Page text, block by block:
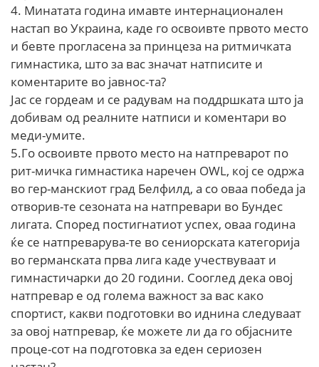
4. Минатата година имавте интернационален
настап во Украина, каде го освоивте првото место
и бевте прогласена за принцеза на ритмичката
гимнастика, што за вас значат натписите и
коментарите во јавнос-та?
Јас се гордеам и се радувам на поддршката што ја
добивам од реалните натписи и коментари во
меди-умите.
5.Го освоивте првото место на натпреварот по
рит-мичка гимнастика наречен ОWL, кој се одржа
во гер-манскиот град Белфилд, а со оваа победа ја
отворив-те сезоната на натпревари во Бундес
лигата. Според постигнатиот успех, оваа година
ќе се натпреварува-те во сениорската категорија
во германската прва лига каде учествуваат и
гимнастичарки до 20 години. Сооглед дека овој
натпревар е од голема важност за вас како
спортист, какви подготовки во иднина следуваат
за овој натпревар, ќе можете ли да го објасните
проце-сот на подготовка за еден сериозен